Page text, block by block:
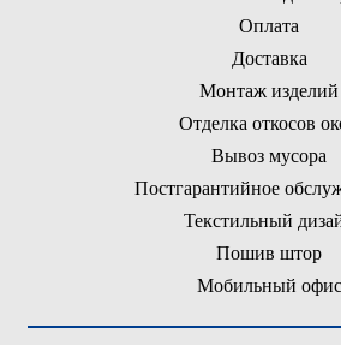
Оплата
Доставка
Монтаж изделий
Отделка откосов
Вывоз мусора
Постгарантийное
Текстильный
Пошив штор
Мобильный офис